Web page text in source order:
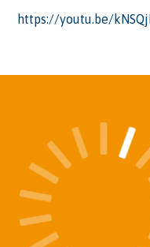
https://youtu.be/